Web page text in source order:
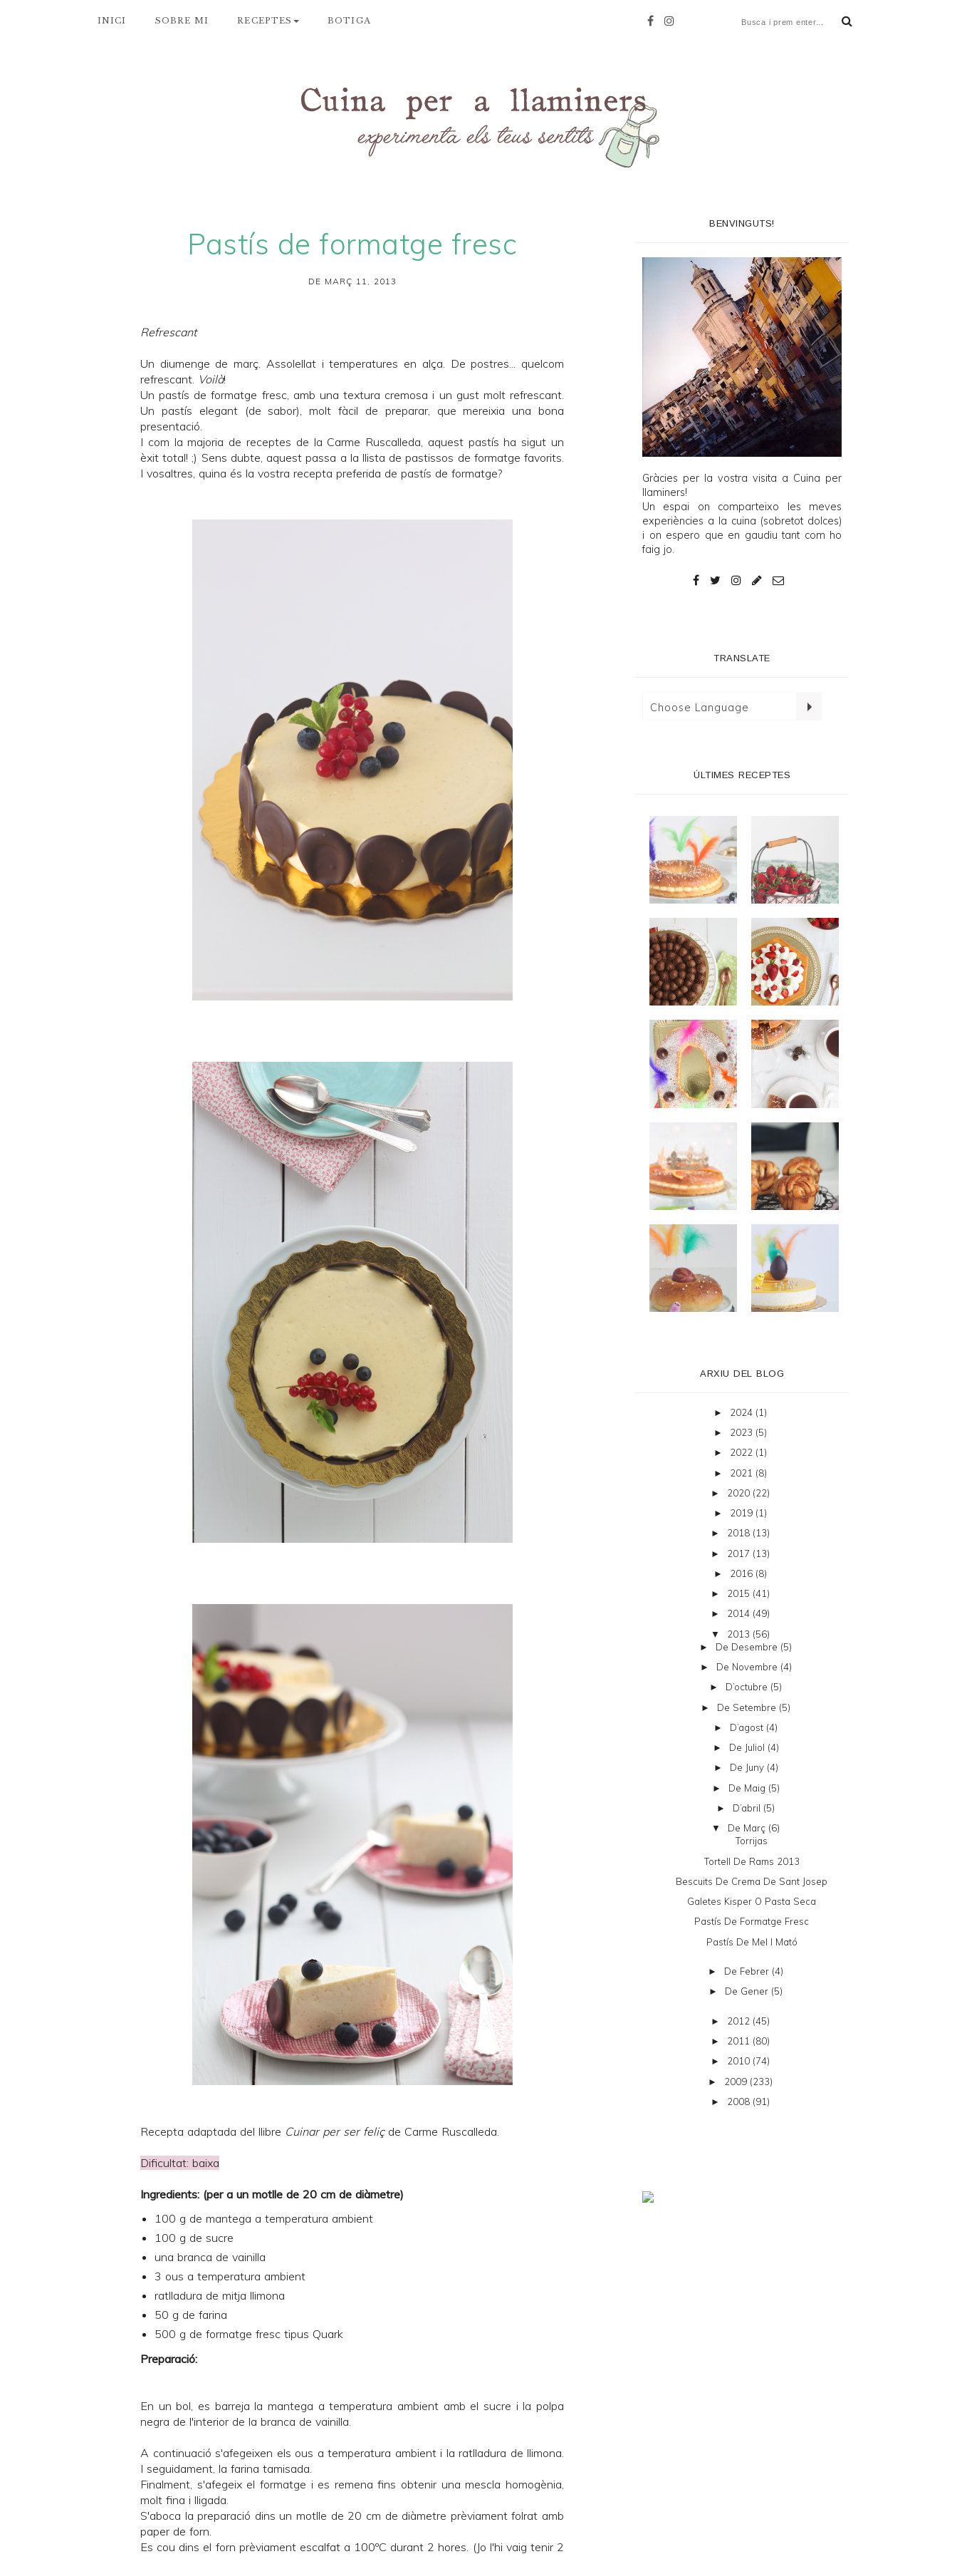
INICI SOBRE MI RECEPTES BOTIGA
Pastís de formatge fresc
DE MARÇ 11, 2013
Refrescant
Un diumenge de març. Assolellat i temperatures en alça. De postres... quelcom
refrescant. Voilà!
Un pastís de formatge fresc, amb una textura cremosa i un gust molt refrescant.
Un pastís elegant (de sabor), molt fàcil de preparar, que mereixia una bona
presentació.
I com la majoria de receptes de la Carme Ruscalleda, aquest pastís ha sigut un
èxit total! ;) Sens dubte, aquest passa a la llista de pastissos de formatge favorits.
I vosaltres, quina és la vostra recepta preferida de pastís de formatge?
Recepta adaptada del llibre Cuinar per ser feliçde Carme Ruscalleda.
Dificultat: baixa
Ingredients: (per a un motlle de 20 cm de diàmetre)
100 g de mantega a temperatura ambient
100 g de sucre
una branca de vainilla
3 ous a temperatura ambient
ratlladura de mitja llimona
50 g de farina
500 g de formatge fresc tipus Quark
Preparació:
En un bol, es barreja la mantega a temperatura ambient amb el sucre i la polpa
negra de l'interior de la branca de vainilla.
A continuació s'afegeixen els ous a temperatura ambient i la ratlladura de llimona.
I seguidament, la farina tamisada.
Finalment, s'afegeix el formatge i es remena fins obtenir una mescla homogènia,
molt fina i lligada.
S'aboca la preparació dins un motlle de 20 cm de diàmetre prèviament folrat amb
paper de forn.
Es cou dins el forn prèviament escalfat a 100ºC durant 2 hores. (Jo l'hi vaig tenir 2
BENVINGUTS!
Gràcies per la vostra visita a Cuina per
llaminers!
Un espai on comparteixo les meves
experiències a la cuina (sobretot dolces)
i on espero que en gaudiu tant com ho
faig jo.
TRANSLATE
ÚLTIMES RECEPTES
ARXIU DEL BLOG
► 2024 (1)
► 2023 (5)
► 2022 (1)
► 2021 (8)
► 2020 (22)
► 2019 (1)
► 2018 (13)
► 2017 (13)
► 2016 (8)
► 2015 (41)
► 2014 (49)
▼ 2013 (56)
► De Desembre (5)
► De Novembre (4)
► D’octubre (5)
► De Setembre (5)
► D’agost (4)
► De Juliol (4)
► De Juny (4)
► De Maig (5)
► D’abril (5)
▼ De Març (6)
Torrijas
Tortell De Rams 2013
Bescuits De Crema De Sant Josep
Galetes Kisper O Pasta Seca
Pastís De Formatge Fresc
Pastís De Mel I Mató
► De Febrer (4)
► De Gener (5)
► 2012 (45)
► 2011 (80)
► 2010 (74)
► 2009 (233)
► 2008 (91)